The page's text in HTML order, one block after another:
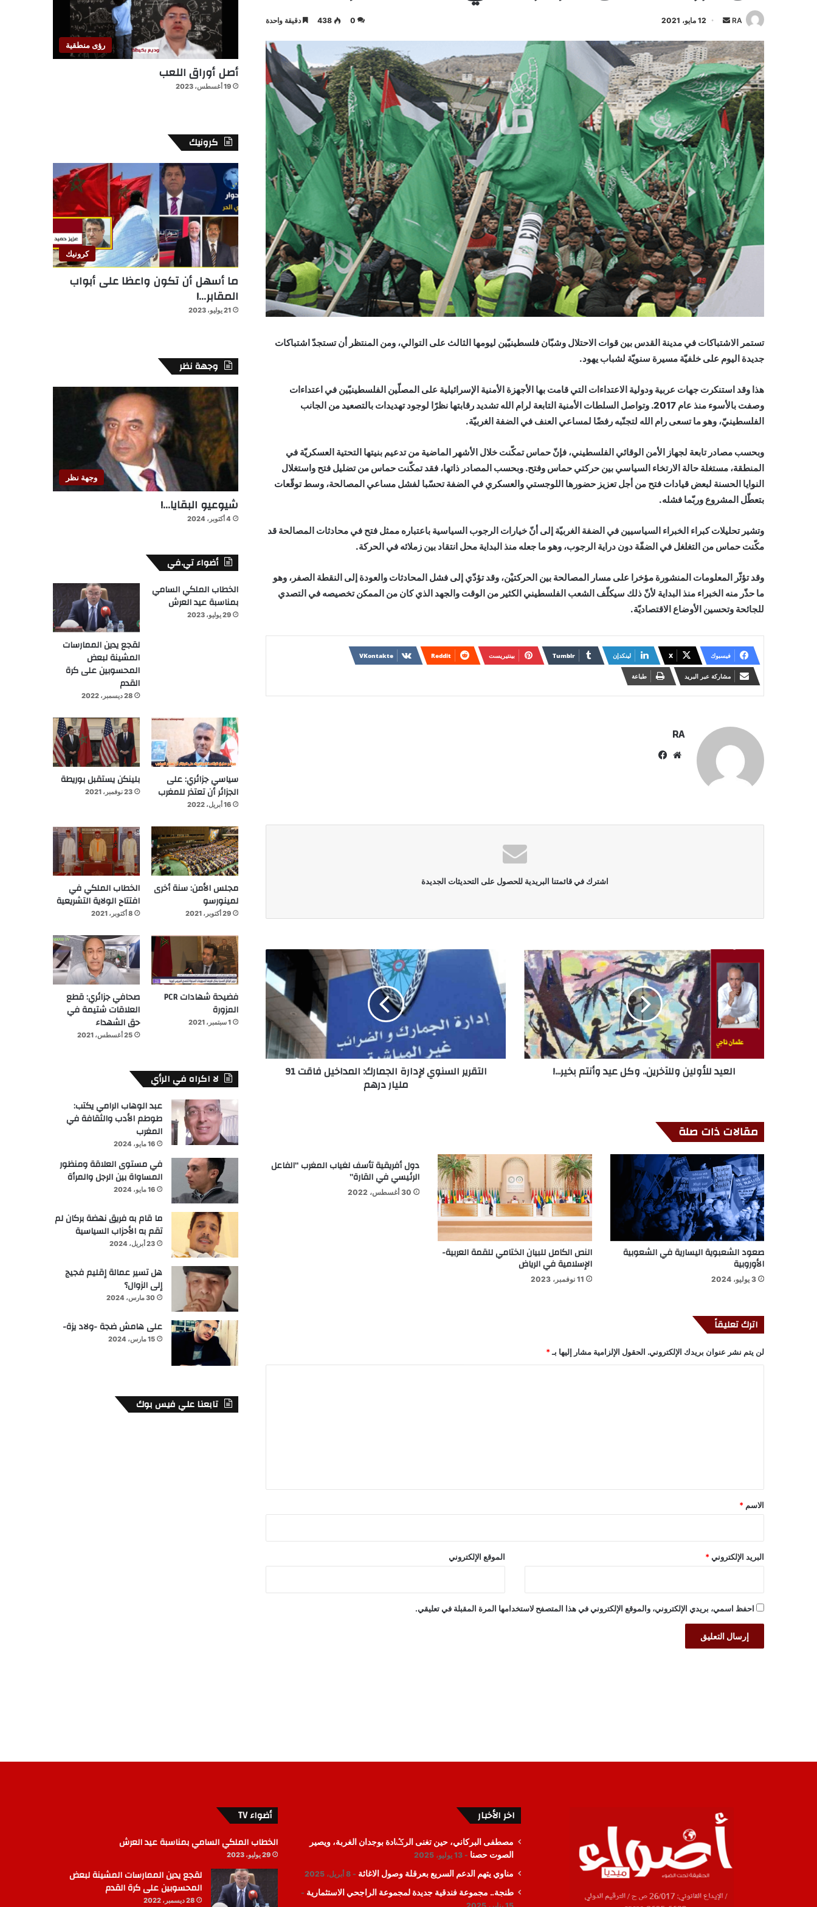
RA
أرسل
إلكترونيا
12 مايو، 2021 0
438 دقيقة واحدة
تستمر الاشتباكات في مدينة القدس بين قوات الاحتلال وشبّان فلسطينيّين ليومها الثالث على التوالي، ومن المنتظر أن تستجدّ اشتباكات
جديدة اليوم على خلفيّة مسيرة سنويّة لشباب يهود.
هذا وقد استنكرت جهات عربية ودولية الاعتداءات التي قامت بها الأجهزة الأمنية الإسرائيلية على المصلّين الفلسطينيّين في اعتداءات
وصفت بالأسوء منذ عام 2017. وتواصل السلطات الأمنية التابعة لرام الله تشديد رقابتها نظرًا لوجود تهديدات بالتصعيد من الجانب
الفلسطينيّ، وهو ما تسعى رام الله لتجنّبه رفضًا لمساعي العنف في الضفة الغربيّة.
وبحسب مصادر تابعة لجهاز الأمن الوقائي الفلسطيني، فإنّ حماس تمكّنت خلال الأشهر الماضية من تدعيم بنيتها التحتية العسكريّة في
المنطقة، مستغلة حالة الارتخاء السياسي بين حركتي حماس وفتح. وبحسب المصادر ذاتها، فقد تمكّنت حماس من تضليل فتح واستغلال
النوايا الحسنة لبعض قيادات فتح من أجل تعزيز حضورها اللوجستي والعسكري في الضفة تحسّبا لفشل مساعي المصالحة، وسط توقّعات
بتعطّل المشروع وربّما فشله.
وتشير تحليلات كبراء الخبراء السياسيين في الضفة الغربيّة إلى أنّ خيارات الرجوب السياسية باعتباره ممثل فتح في محادثات المصالحة قد
مكّنت حماس من التغلغل في الضفّة دون دراية الرجوب، وهو ما جعله منذ البداية محل انتقاد بين زملائه في الحركة.
وقد تؤثّر المعلومات المنشورة مؤخرا على مسار المصالحة بين الحركتيْن، وقد تؤدّي إلى فشل المحادثات والعودة إلى النقطة الصفر، وهو
ما حذّر منه الخبراء منذ البداية لأنّ ذلك سيكلّف الشعب الفلسطيني الكثير من الوقت والجهد الذي كان من الممكن تخصيصه في التصدي
للجائحة وتحسين الأوضاع الاقتصاديّة.
فيسبوك X لينكدإن بينتيريست
مشاركة عبر البريد طباعة
RA
موقع
اشترك في قائمتنا البريدية للحصول على التحديثات الجديدة
العيد للأولين وللآخرين.. وكل عيد وأنتم بخير...! التقرير السنوي لإدارة الجمارك: المداخيل فاقت 91
مليار درهم
مقالات ذات صلة
صعود الشعبوية اليسارية في الشعوبية
الأوروبية
3 يوليو، 2024
النص الكامل للبيان الختامي للقمة العربية-
الإسلامية في الرياض
11 نوفمبر، 2023
دول أفريقية تأسف لغياب المغرب “الفاعل
الرئيسي في القارة”
30 أغسطس، 2022
اترك تعليقاً
لن يتم نشر عنوان بريدك الإلكتروني. الحقول الإلزامية مشار إليها بـ *
*
الاسم *
البريد الإلكتروني * الموقع الإلكتروني
احفظ اسمي، بريدي الإلكتروني، والموقع الإلكتروني في هذا المتصفح لاستخدامها المرة المقبلة في تعليقي.
رؤى منطقية
أصل أوراق اللعب
19 أغسطس، 2023
كرونيك
كرونيك
ما أسهل أن تكون واعظا على أبواب
المقابر…!
21 يوليو، 2023
وجهة نظر
وجهة نظر
شيوعيو البقايا…!
4 أكتوبر، 2024
أضواء تي.في
الخطاب الملكي السامي
بمناسبة عيد العرش
29 يوليو، 2023
لقجع يدين الممارسات
المشينة لبعض
المحسوبين على كرة
القدم
28 ديسمبر، 2022
سياسي جزائري: على
الجزائر أن تعتذر للمغرب
16 أبريل، 2022
بلينكن يستقبل بوريطة
23 نوفمبر، 2021
مجلس الأمن: سنة أخرى
لمينورسو
29 أكتوبر، 2021
الخطاب الملكي في
افتتاح الولاية التشريعية
8 أكتوبر، 2021
فضيحة شهادات PCR
المزورة
1 سبتمبر، 2021
صحافي جزائري: قطع
العلاقات شتيمة في
حق الشهداء
25 أغسطس، 2021
لا اكراه في الرأي
عبد الوهاب الرامي يكتب:
طوطم الأدب والثقافة في
المغرب
16 مايو، 2024
في مستوى العلاقة ومنظور
المساواة بين الرجل والمرأة
16 مايو، 2024
ما قام به فريق نهضة بركان لم
تقم به الأحزاب السياسية
23 أبريل، 2024
هل تسير عمالة إقليم فجيج
إلى الزوال؟
30 مارس، 2024
على هامش ضجة -ولاد يزة-
15 مارس، 2024
تابعنا علي فيس بوك
اخر الأخبار
مصطفى البركاني، حين تغنى الرݣادة بوجدان الغربة، ويصير
الصوت حصنا
13 يوليو، 2025
مناوي يتهم الدعم السريع بعرقلة وصول الاغاثة 8 أبريل، 2025
طنجة.. مجموعة فندقية جديدة لمجموعة الراجحي الاستثمارية
أضواء TV
الخطاب الملكي السامي بمناسبة عيد العرش
29 يوليو، 2023
لقجع يدين الممارسات المشينة لبعض
المحسوبين على كرة القدم
28 ديسمبر، 2022